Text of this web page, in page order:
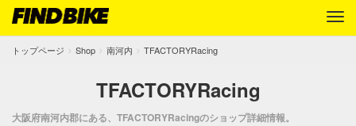
トップページ Shop 南河内 TFACTORYRacing
TFACTORYRacing
大阪府南河内郡にある、TFACTORYRacingのショップ詳細情報。